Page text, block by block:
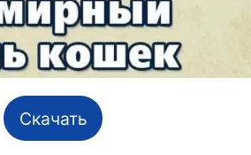
Скачать